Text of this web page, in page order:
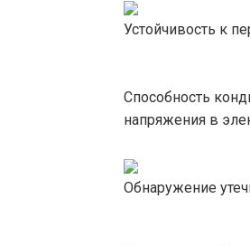
Устойчивость к
Способность
напряжения в
Обнаружение